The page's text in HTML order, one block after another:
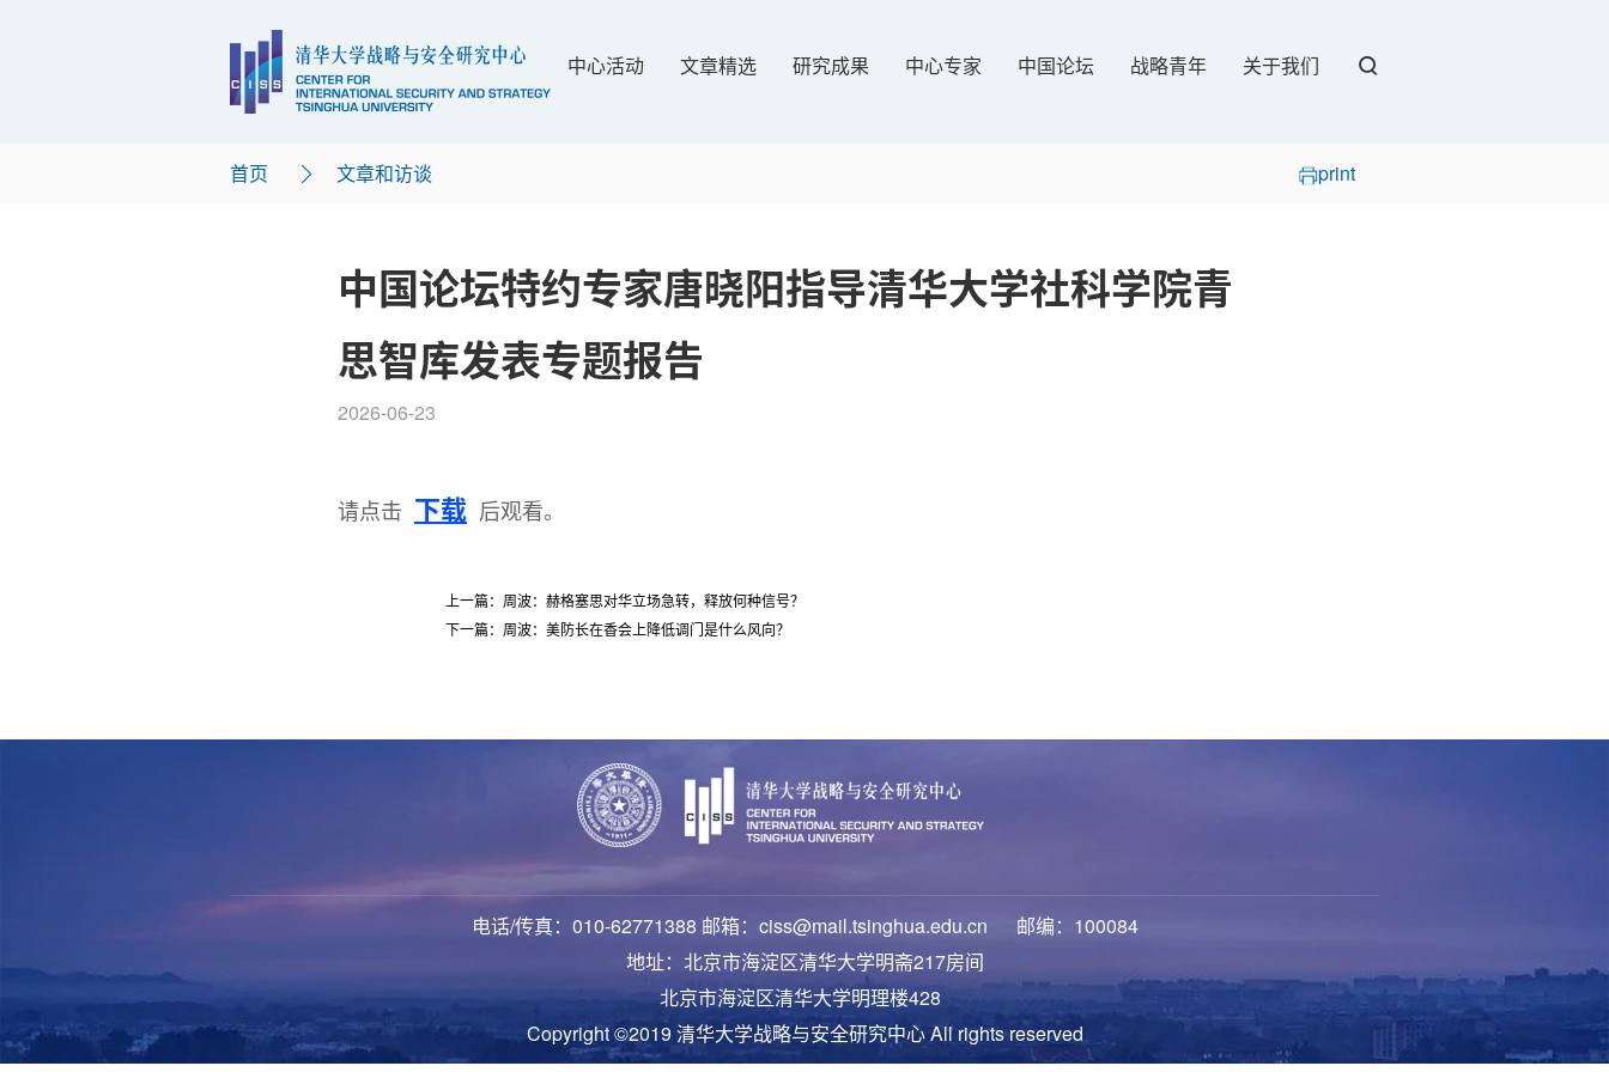
中心活动 文章精选 研究成果 中心专家 中国论坛 战略青年 关于我们
首页 文章和访谈 print
中国论坛特约专家唐晓阳指导清华大学社科学院青
思智库发表专题报告
2026-06-23
请点击 下载 后观看。
上一篇：周波：赫格塞思对华立场急转，释放何种信号？
下一篇：周波：美防长在香会上降低调门是什么风向？
电话/传真：010-62771388 邮箱：ciss@mail.tsinghua.edu.cn 邮编：100084
地址：北京市海淀区清华大学明斋217房间
北京市海淀区清华大学明理楼428
Copyright ©2019 清华大学战略与安全研究中心 All rights reserved